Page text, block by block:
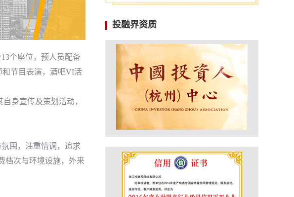
个座位，预人员配备
和节目表演，酒吧VI活
身宣传及策划活动，
围，注重情调，追求
档次与环境设施，外来
投融界资质